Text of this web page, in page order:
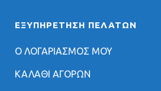
ΕΞΥΠΗΡΈΤΗΣΗ ΠΕΛΑΤΏΝ
Ο ΛΟΓΑΡΙΑΣΜΟΣ ΜΟΥ
ΚΑΛΑΘΙ ΑΓΟΡΩΝ